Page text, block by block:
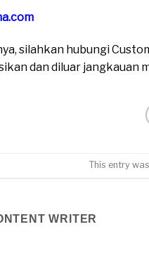
silahkan hubungi
dan diluar jangkauan
This entry
WRITER